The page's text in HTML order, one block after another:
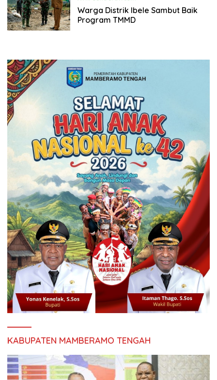
February 23, 2021
Warga Distrik Ibele Sambut Baik
Program TMMD
KABUPATEN MAMBERAMO TENGAH